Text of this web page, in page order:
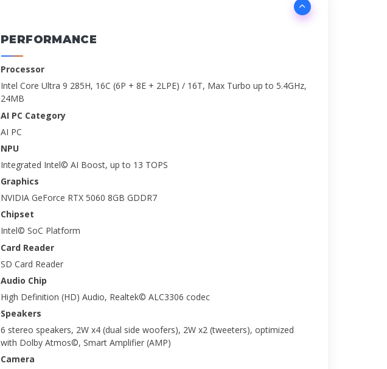
PERFORMANCE
Processor
Intel Core Ultra 9 285H, 16C (6P + 8E + 2LPE) / 16T, Max Turbo up to 5.4GHz,
24MB
AI PC Category
AI PC
NPU
Integrated Intel© AI Boost, up to 13 TOPS
Graphics
NVIDIA GeForce RTX 5060 8GB GDDR7
Chipset
Intel© SoC Platform
Card Reader
SD Card Reader
Audio Chip
High Definition (HD) Audio, Realtek© ALC3306 codec
Speakers
6 stereo speakers, 2W x4 (dual side woofers), 2W x2 (tweeters), optimized
with Dolby Atmos©, Smart Amplifier (AMP)
Camera